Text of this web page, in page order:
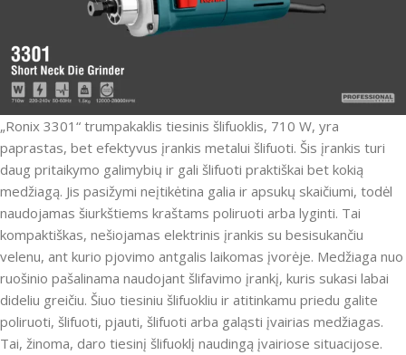
„Ronix 3301“ trumpakaklis tiesinis šlifuoklis, 710 W, yra
paprastas, bet efektyvus įrankis metalui šlifuoti. Šis įrankis turi
daug pritaikymo galimybių ir gali šlifuoti praktiškai bet kokią
medžiagą. Jis pasižymi neįtikėtina galia ir apsukų skaičiumi, todėl
naudojamas šiurkštiems kraštams poliruoti arba lyginti. Tai
kompaktiškas, nešiojamas elektrinis įrankis su besisukančiu
velenu, ant kurio pjovimo antgalis laikomas įvorėje. Medžiaga nuo
ruošinio pašalinama naudojant šlifavimo įrankį, kuris sukasi labai
dideliu greičiu. Šiuo tiesiniu šlifuokliu ir atitinkamu priedu galite
poliruoti, šlifuoti, pjauti, šlifuoti arba galąsti įvairias medžiagas.
Tai, žinoma, daro tiesinį šlifuoklį naudingą įvairiose situacijose.